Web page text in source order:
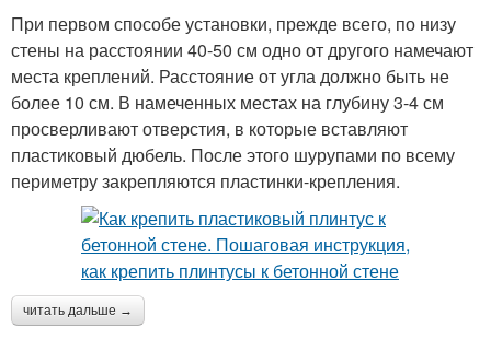
При первом способе установки, прежде всего, по низу
стены на расстоянии 40-50 см одно от другого намечают
места креплений. Расстояние от угла должно быть не
более 10 см. В намеченных местах на глубину 3-4 см
просверливают отверстия, в которые вставляют
пластиковый дюбель. После этого шурупами по всему
периметру закрепляются пластинки-крепления.
читать дальше →